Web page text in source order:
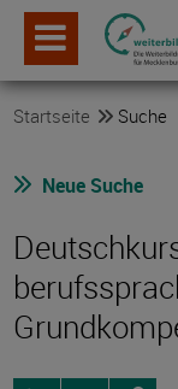
Startseite Suche
Neue Suche